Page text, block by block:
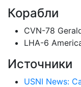
Корабли
CVN-78
LHA-6
Источники
USNI News: